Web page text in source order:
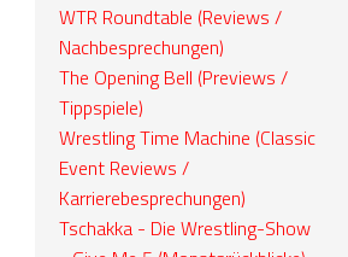
WTR Roundtable (Reviews /
Nachbesprechungen)
The Opening Bell (Previews /
Tippspiele)
Wrestling Time Machine (Classic
Event Reviews /
Karrierebesprechungen)
Tschakka - Die Wrestling-Show